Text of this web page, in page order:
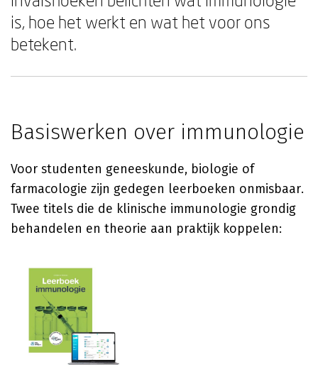
is, hoe het werkt en wat het voor ons
betekent.
Basiswerken over immunologie
Voor studenten geneeskunde, biologie of
farmacologie zijn gedegen leerboeken onmisbaar.
Twee titels die de klinische immunologie grondig
behandelen en theorie aan praktijk koppelen: